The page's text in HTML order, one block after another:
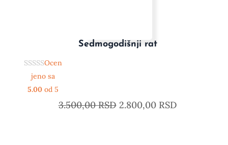
Sedmogodišnji rat
Ocen
jeno sa
5.00od 5
3.500,00RSD 2.800,00 RSD